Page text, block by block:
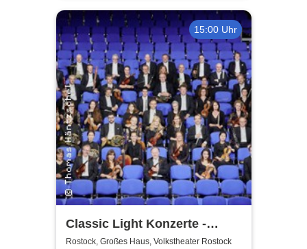
15:00 Uhr
Classic Light Konzerte -
Volkstheater Rostock
Rostock, Großes Haus, Volkstheater Rostock